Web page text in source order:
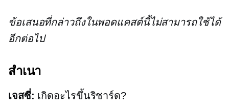
ข้อเสนอที่กล่าวถึงในพอดแคสต์นี้ไม่สามารถใช้ได้
อีกต่อไป
สำเนา
เจสซี่: เกิดอะไรขึ้นริชาร์ด?